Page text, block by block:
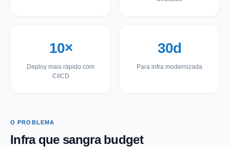
10×
Deploy mais rápido com
CI/CD
30d
Para infra modernizada
O PROBLEMA
Infra que sangra budget